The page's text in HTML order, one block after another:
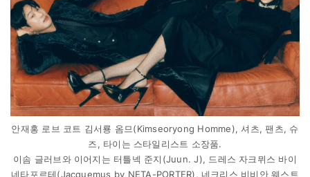
안재홍 로브 코트 김서룡 옴므(Kimseoryong Homme), 셔츠, 팬츠, 슈
즈, 타이는 스타일리스트 소장품.
이솜 글러브와 이어지는 터틀넥 준지(Juun. J), 드레스 자크뮈스 바이
네타포르테(Jacquemus by NETA-PORTER), 네크리스 비비안 웨스트